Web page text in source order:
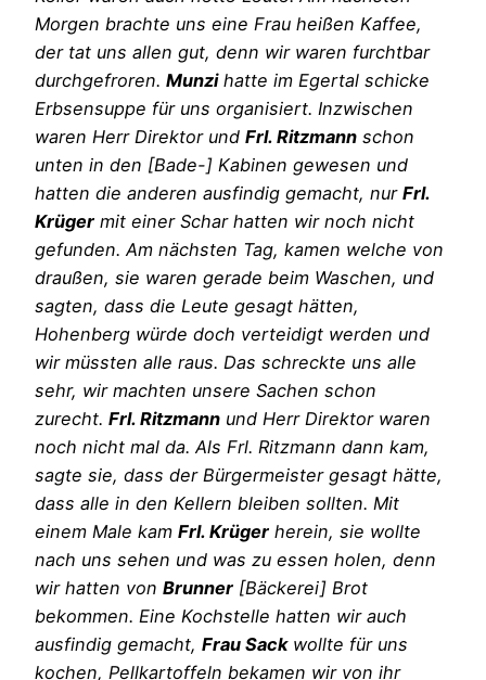
Morgen brachte uns eine Frau heißen Kaffee,
der tat uns allen gut, denn wir waren furchtbar
durchgefroren. Munzihatte im Egertal schicke
Erbsensuppe für uns organisiert. Inzwischen
waren Herr Direktor und Frl. Ritzmann schon
unten in den [Bade-] Kabinen gewesen und
hatten die anderen ausfindig gemacht, nur Frl.
Krüger mit einer Schar hatten wir noch nicht
gefunden. Am nächsten Tag, kamen welche von
draußen, sie waren gerade beim Waschen, und
sagten, dass die Leute gesagt hätten,
Hohenberg würde doch verteidigt werden und
wir müssten alle raus. Das schreckte uns alle
sehr, wir machten unsere Sachen schon
zurecht. Frl. Ritzmann und Herr Direktor waren
noch nicht mal da. Als Frl. Ritzmann dann kam,
sagte sie, dass der Bürgermeister gesagt hätte,
dass alle in den Kellern bleiben sollten. Mit
einem Male kam Frl. Krüger herein, sie wollte
nach uns sehen und was zu essen holen, denn
wir hatten von Brunner [Bäckerei] Brot
bekommen. Eine Kochstelle hatten wir auch
ausfindig gemacht, Frau Sackwollte für uns
kochen, Pellkartoffeln bekamen wir von ihr